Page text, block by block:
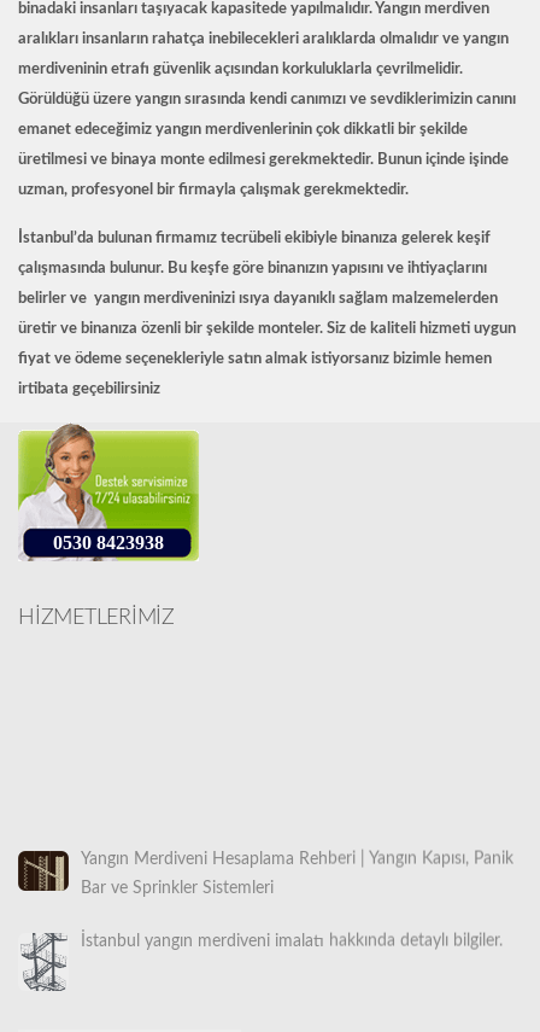
binadaki insanları taşıyacak kapasitede yapılmalıdır. Yangın merdiven
aralıkları insanların rahatça inebilecekleri aralıklarda olmalıdır ve yangın
merdiveninin etrafı güvenlik açısından korkuluklarla çevrilmelidir.
Görüldüğü üzere yangın sırasında kendi canımızı ve sevdiklerimizin canını
emanet edeceğimiz yangın merdivenlerinin çok dikkatli bir şekilde
üretilmesi ve binaya monte edilmesi gerekmektedir. Bunun içinde işinde
uzman, profesyonel bir firmayla çalışmak gerekmektedir.
İstanbul ’da bulunan firmamız tecrübeli ekibiyle binanıza gelerek keşif
çalışmasında bulunur. Bu keşfe göre binanızın yapısını ve ihtiyaçlarını
belirler ve yangın merdiveninizi ısıya dayanıklı sağlam malzemelerden
üretir ve binanıza özenli bir şekilde monteler. Siz de kaliteli hizmeti uygun
fiyat ve ödeme seçenekleriyle satın almak istiyorsanız bizimle hemen
irtibata geçebilirsiniz
0530 8423938
HİZMETLERİMİZ
Bar ve Sprinkler Sistemleri